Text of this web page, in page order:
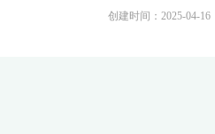
创建时间： 2025-04-16